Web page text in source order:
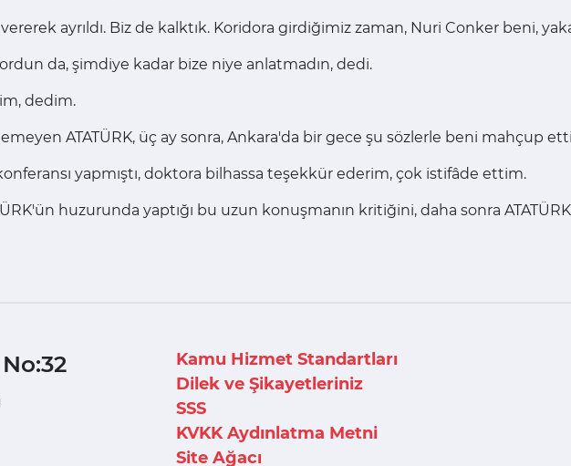
ayrıldı. Biz de kalktık. Koridora girdiğimiz zaman, Nuri Conker beni,
da, şimdiye kadar bize niye anlatmadın, dedi.
dedim.
ATATÜRK, üç ay sonra, Ankara'da bir gece şu sözlerle beni mahçup
yapmıştı, doktora bilhassa teşekkür ederim, çok istifâde ettim.
huzurunda yaptığı bu uzun konuşmanın kritiğini, daha sonra
Kamu Hizmet Standartları
Dilek ve Şikayetleriniz
SSS
KVKK Aydınlatma Metni
Site Ağacı